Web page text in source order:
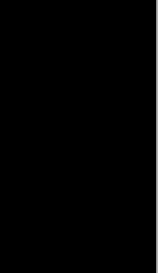
02 hr 34 min (154
en
compuesta por
a cargo de